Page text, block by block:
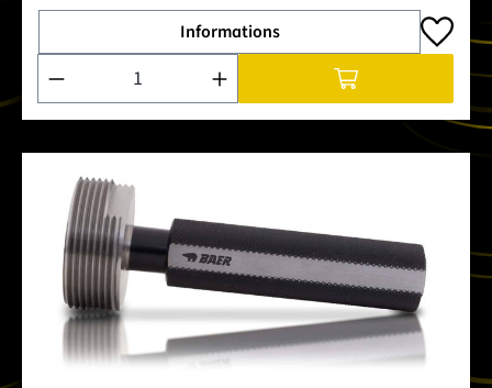
Informations
Quantité de produit : Entrez la quantité souhaitée ou